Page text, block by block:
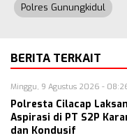
Polres Gunungkidul
BERITA TERKAIT
Minggu, 9 Agustus 2026 -
Polresta Cilacap
Aspirasi di PT S2P
dan Kondusif